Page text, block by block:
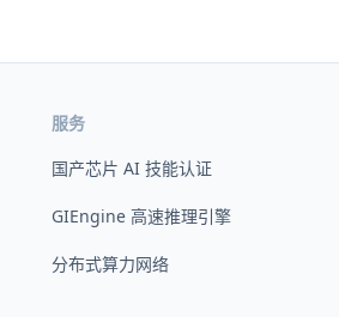
服务
国产芯片 AI 技能认证
GIEngine 高速推理引擎
分布式算力网络